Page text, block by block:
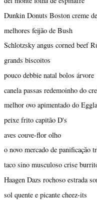
Dunkin Donuts Boston creme
melhores feijão de Bush
Schlotzsky angus corned beef
grands biscoitos
pouco debbie natal bolos árvore
canela passas redemoinho do
melhor ovo apimentado do
peixe frito capitão D's
aves couve-flor olho
o novo mercado de panificação
taco sino musculoso crise
Haagen Dazs rochoso estrada
sol quente e picante cheez-its